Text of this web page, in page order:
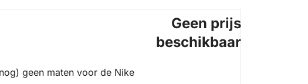
geen maten voor de Nike
Geen prijs
beschikbaar